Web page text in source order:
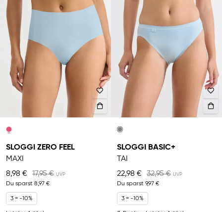
SLOGGI ZERO FEEL
MAXI
8,98 €
17,95 €
Du sparst 8,97 €
3 = -10%
SLOGGI BASIC+
TAI
22,98 €
32,95 €
Du sparst 9,97 €
3 = -10%